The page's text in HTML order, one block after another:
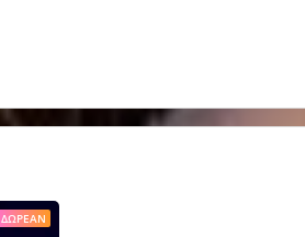
ΔΩΡΕΆΝ